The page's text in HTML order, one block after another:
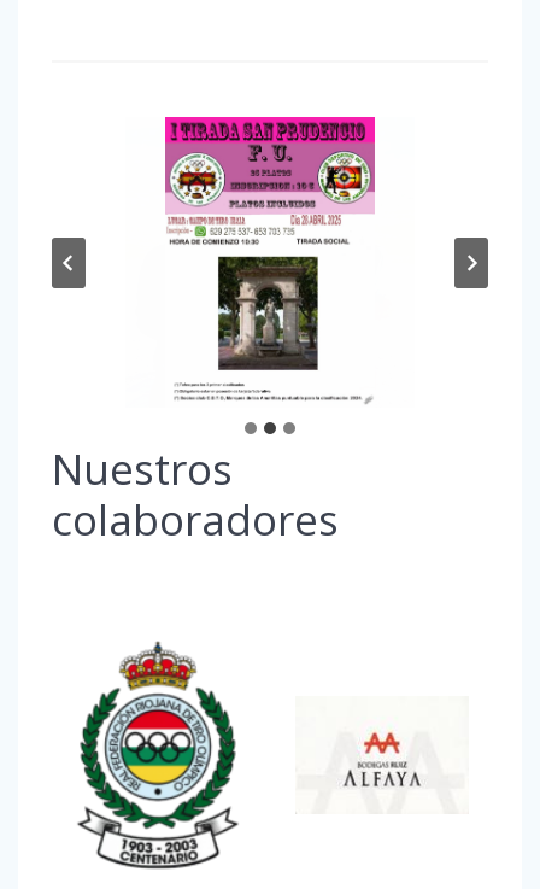
Nuestros
colaboradores